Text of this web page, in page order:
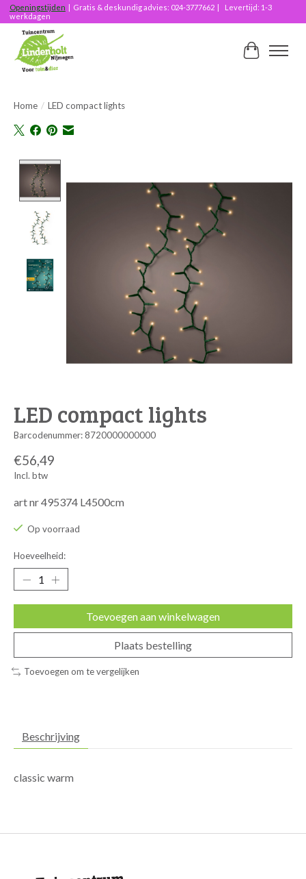
Openingstijden | Gratis & deskundig advies: 024-3777662 | Levertijd: 1-3
werkdagen
Home / LED compact lights
LED compact lights
Barcodenummer: 8720000000000
€56,49
Incl. btw
art nr 495374 L4500cm
Op voorraad
Hoeveelheid:
Toevoegen aan winkelwagen
Plaats bestelling
Toevoegen om te vergelijken
Beschrijving
classic warm